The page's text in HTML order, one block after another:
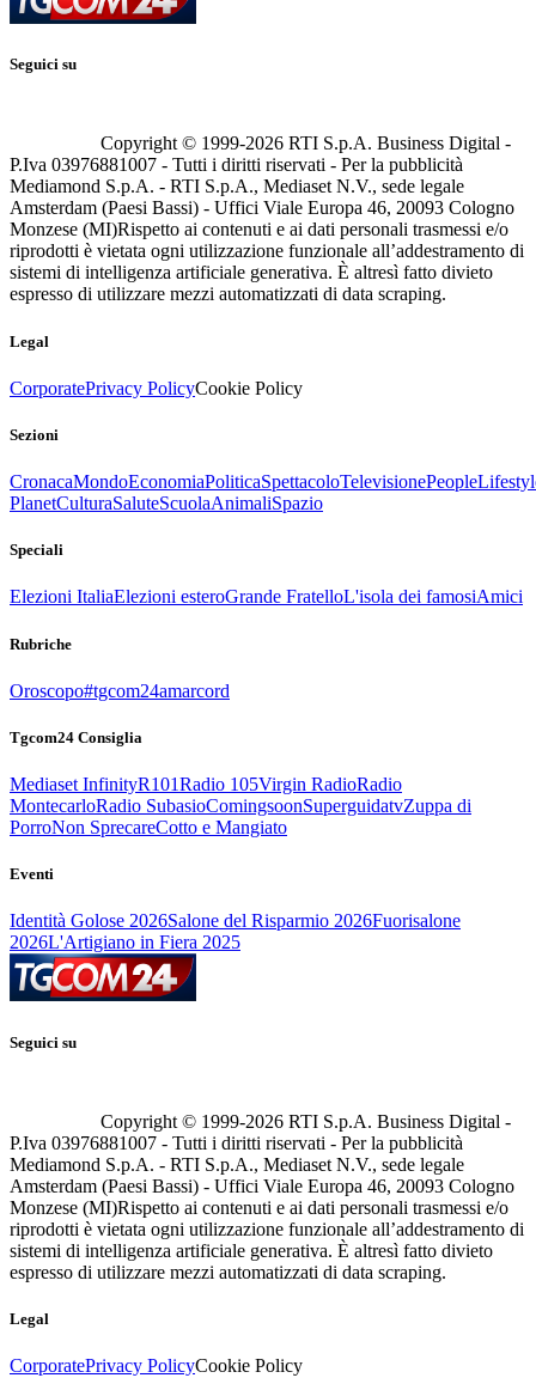
Seguici su
Copyright © 1999-2026 RTI S.p.A. Business Digital -
P.Iva 03976881007 - Tutti i diritti riservati - Per la pubblicità
Mediamond S.p.A. - RTI S.p.A., Mediaset N.V., sede legale
Amsterdam (Paesi Bassi) - Uffici Viale Europa 46, 20093 Cologno
Monzese (MI)Rispetto ai contenuti e ai dati personali trasmessi e/o
riprodotti è vietata ogni utilizzazione funzionale all’addestramento di
sistemi di intelligenza artificiale generativa. È altresì fatto divieto
espresso di utilizzare mezzi automatizzati di data scraping.
Legal
CorporatePrivacy PolicyCookie Policy
Sezioni
CronacaMondoEconomiaPoliticaSpettacoloTelevisionePeople
PlanetCulturaSaluteScuolaAnimaliSpazio
Speciali
Elezioni ItaliaElezioni esteroGrande FratelloL'isola dei famosiAmici
Rubriche
Oroscopo#tgcom24amarcord
Tgcom24 Consiglia
Mediaset InfinityR101Radio 105Virgin RadioRadio
MontecarloRadio SubasioComingsoonSuperguidatvZuppa di
PorroNon SprecareCotto e Mangiato
Eventi
Identità Golose 2026Salone del Risparmio 2026Fuorisalone
2026L'Artigiano in Fiera 2025
Seguici su
Copyright © 1999-2026 RTI S.p.A. Business Digital -
P.Iva 03976881007 - Tutti i diritti riservati - Per la pubblicità
Mediamond S.p.A. - RTI S.p.A., Mediaset N.V., sede legale
Amsterdam (Paesi Bassi) - Uffici Viale Europa 46, 20093 Cologno
Monzese (MI)Rispetto ai contenuti e ai dati personali trasmessi e/o
riprodotti è vietata ogni utilizzazione funzionale all’addestramento di
sistemi di intelligenza artificiale generativa. È altresì fatto divieto
espresso di utilizzare mezzi automatizzati di data scraping.
Legal
CorporatePrivacy PolicyCookie Policy